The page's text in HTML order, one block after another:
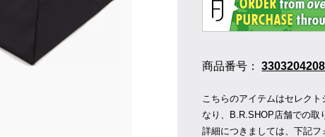
商品番号：
こちらのアイテムはセレク
なり、B.R.SHOP店舗での取
詳細につきましては、下記フ